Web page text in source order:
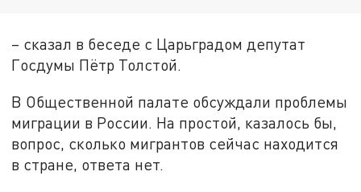
– сказал в беседе с Царьградом депутат
Госдумы Пётр Толстой.
В Общественной палате обсуждали проблемы
миграции в России. На простой, казалось бы,
вопрос, сколько мигрантов сейчас находится
в стране, ответа нет.